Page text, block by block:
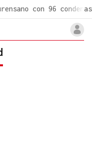
con 96 condenas